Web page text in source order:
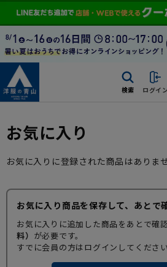
検索 ログイ
お気に入り
お気に入りに登録された商品はありませ
お気に入り商品を保存して、あとで
お気に入りに追加した商品をあとで確
料） が必要です。
すでに会員の方はログインしてください